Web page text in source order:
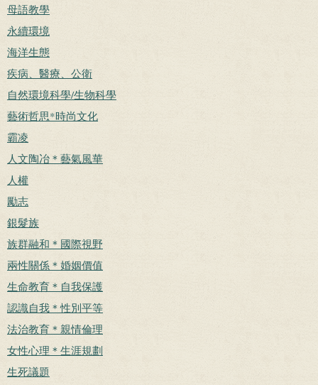
母語教學
永續環境
海洋生態
疾病、醫療、公衛
自然環境科學/生物科學
藝術哲思*時尚文化
霸凌
人文陶冶＊藝氣風華
人權
勵志
銀髮族
族群融和＊國際視野
兩性關係＊婚姻價值
生命教育＊自我保護
認識自我＊性別平等
法治教育＊親情倫理
女性心理＊生涯規劃
生死議題